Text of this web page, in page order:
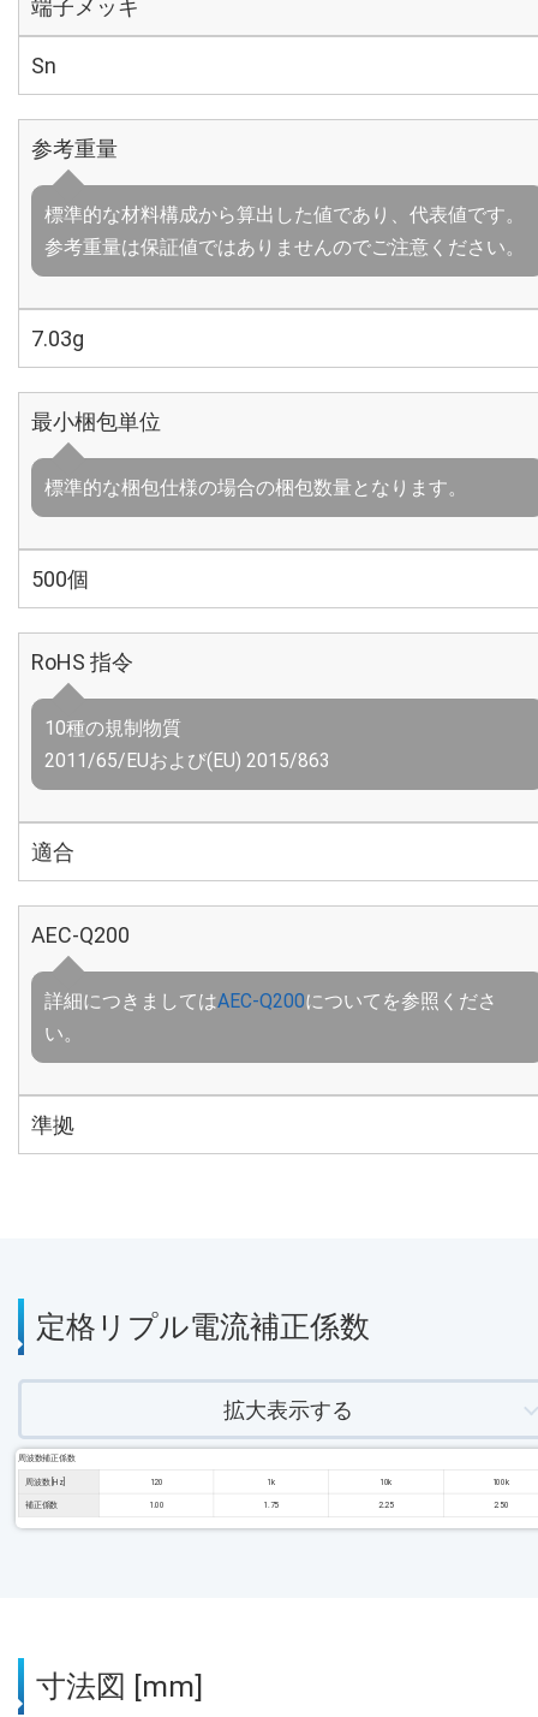
端子メッキ
Sn
参考重量
標準的な材料構成から算出した値であり、代表値です。
参考重量は保証値ではありませんのでご注意ください。
7.03g
最小梱包単位
標準的な梱包仕様の場合の梱包数量となります。
500個
RoHS 指令
10種の規制物質
2011/65/EUおよび(EU) 2015/863
適合
AEC-Q200
詳細につきましてはAEC-Q200についてを参照くださ
い。
準拠
定格リプル電流補正係数
拡大表示する
周波数補正係数
周波数 [Hz] 120 1k 10k 100k
補正係数 1.00 1.75 2.25 2.50
寸法図 [mm]